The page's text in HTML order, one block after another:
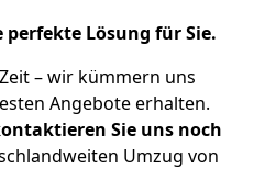
Lösung für Sie.
– wir kümmern uns
Angebote erhalten.
Sie uns noch
Umzug von